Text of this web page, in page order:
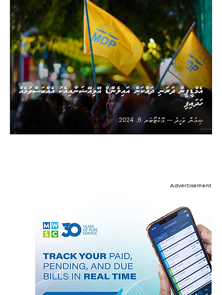
އެމްޑީޕީން ދަރަނި ދައްކަން އައިލެންޑް އޭވިއޭޝަނާއިއެކު އެއްބަސްވުމެއް
ހަދައިފި
ޝިއުނާ ވަހީދު
އޮކްޓޯބަރ 6, 2024
Advertisement